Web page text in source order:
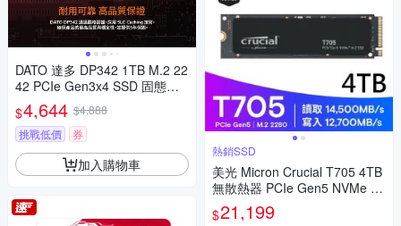
DATO 達多 DP342 1TB M.2 22
42 PCIe Gen3x4 SSD 固態硬
碟(最高達讀:2500MB/s 寫:170
0MB/s)
$4,644 $4,888
挑戰低價
券
加入購物車
熱銷SSD
美光 Micron Crucial T705 4TB
無散熱器 PCIe Gen5 NVMe M.
2 SSD
$21,199